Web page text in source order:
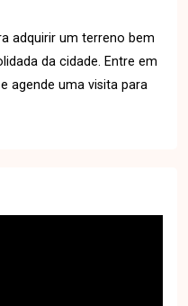
adquirir um terreno bem
da cidade. Entre em
agende uma visita para